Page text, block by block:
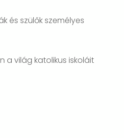
és szülők személyes
a világ katolikus iskoláit